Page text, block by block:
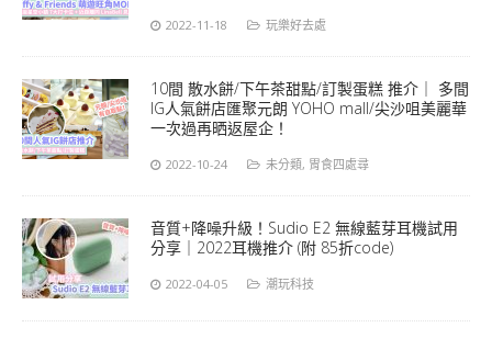
2022-11-18 玩樂好去處
10間 散水餅/下午茶甜點/訂製蛋糕 推介｜ 多間
IG人氣餅店匯聚元朗 YOHO mall/尖沙咀美麗華
一次過再晒返屋企！
2022-10-24 未分類, 胃食四處尋
音質+降噪升級！Sudio E2 無線藍芽耳機試用
分享｜2022耳機推介 (附 85折code)
2022-04-05 潮玩科技